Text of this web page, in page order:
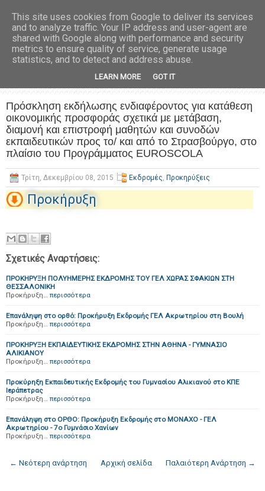
Πρόσκληση εκδήλωσης ενδιαφέροντος για κατάθεση
οικονομικής προσφοράς σχετικά με μετάβαση,
διαμονή και επιστροφή μαθητών και συνοδών
εκπαιδευτικών προς το/ και από το Στρασβούργο, στο
πλαίσιο του Προγράμματος EUROSCOLA
Τρίτη, Δεκεμβρίου 08, 2015 Εκδρομές, Προκηρύξεις
Προκήρυξη
Σχετικές Αναρτήσεις:
ΠΡΟΚΗΡΥΞΗ ΠΟΛΥΗΜΕΡΗΣ ΕΚΔΡΟΜΗΣ ΤΟΥ ΓΕΛ ΧΩΡΑΣ ΣΦΑΚΙΩΝ ΣΤΗ
ΘΕΣΣΑΛΟΝΙΚΗ
Προκήρυξη… περισσότερα
Επανάληψη στο ορθό: Προκήρυξη Εκδρομής ΓΕΛ Ακρωτηρίου στη Βουλή
Προκήρυξη… περισσότερα
ΠΡΟΚΗΡΥΞΗ ΕΚΠΑΙΔΕΥΤΙΚΗΣ ΕΚΔΡΟΜΗΣ ΣΤΗΝ ΑΘΗΝΑ - ΓΥΜΝΑΣΙΟ
ΑΛΙΚΙΑΝΟΥ
Προκήρυξη… περισσότερα
Προκύρηξη Εκπαιδευτικής Εκδρομής του Γυμνασίου Αλικιανού στο ΚΠΕ
Ιεράπετρας
Προκήρυξη… περισσότερα
Επανάληψη στο ΟΡΘΟ: Προκήρυξη Εκδρομής στο ΜΟΝΑΧΟ - ΓΕΛ
Ακρωτηρίου - 7ο Γυμνάσιο Χανίων
Προκήρυξη… περισσότερα
← Νεότερη ανάρτηση Παλαιότερη Ανάρτηση →
Αρχική σελίδα
This site uses cookies from Google to deliver its services
and to analyze traffic. Your IP address and user-agent are
shared with Google along with performance and security
metrics to ensure quality of service, generate usage
statistics, and to detect and address abuse.
LEARN MORE GOT IT